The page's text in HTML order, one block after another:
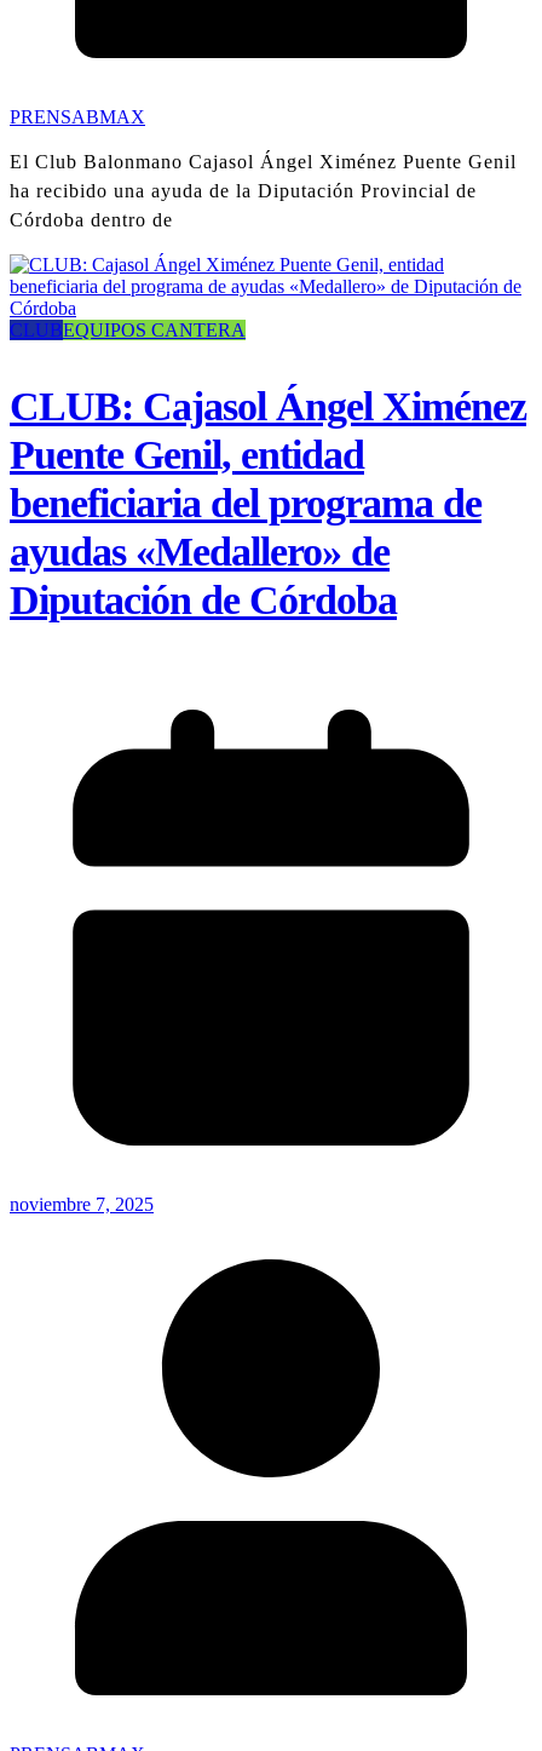
PRENSABMAX
El Club Balonmano Cajasol Ángel Ximénez Puente Genil
ha recibido una ayuda de la Diputación Provincial de
Córdoba dentro de
CLUBEQUIPOS CANTERA
CLUB: Cajasol Ángel Ximénez
Puente Genil, entidad
beneficiaria del programa de
ayudas «Medallero» de
Diputación de Córdoba
noviembre 7, 2025